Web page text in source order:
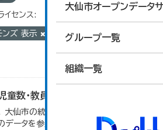
大仙市オープンデータ
グループ一覧
組織一覧
イセンス:
ンズ 表示
童数・教員数
大仙市の統計「14-4 小学校別学級
データを参照しています。